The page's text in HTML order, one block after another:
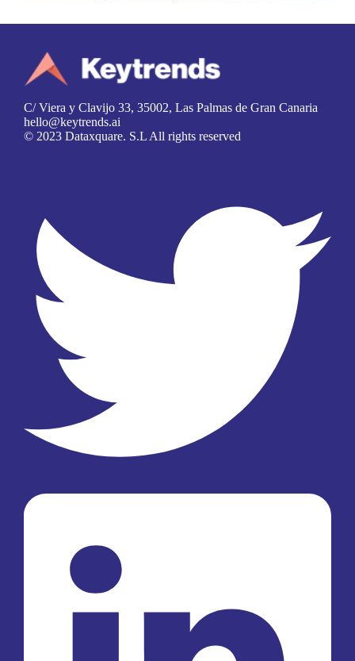
C/ Viera y Clavijo 33, 35002, Las Palmas de Gran Canaria
hello@keytrends.ai
© 2023 Dataxquare. S.L All rights reserved